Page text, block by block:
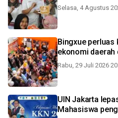
Selasa, 4 Agustus
Bingxue perluas
ekonomi daerah
Rabu, 29 Juli 2026
UIN Jakarta
Mahasiswa